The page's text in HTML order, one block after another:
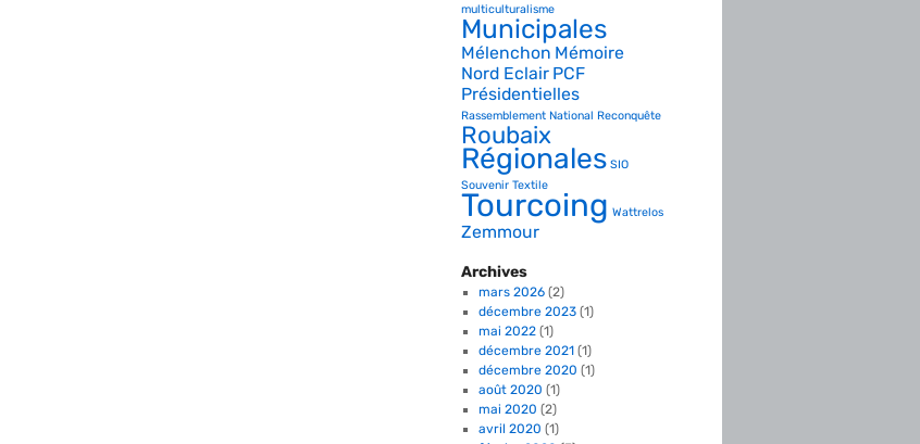
multiculturalisme
Municipales
Mélenchon Mémoire
Nord Eclair PCF
Présidentielles
Rassemblement National Reconquête
Roubaix
Régionales SIO
Souvenir Textile
Tourcoing Wattrelos
Zemmour
Archives
mars 2026(2)
décembre 2023(1)
mai 2022(1)
décembre 2021(1)
décembre 2020 (1)
août 2020 (1)
mai 2020 (2)
avril 2020 (1)